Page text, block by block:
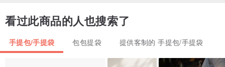
看过此商品的人也搜索了
手提包/手提袋 包包提袋 提供客制的 手提包/手提袋